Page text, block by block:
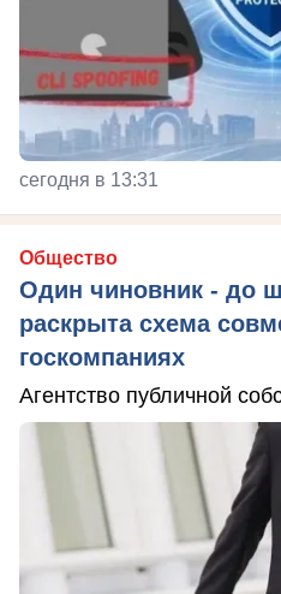
сегодня в 13:31
Общество
Один чиновник - до
раскрыта схема
госкомпаниях
Агентство публичной